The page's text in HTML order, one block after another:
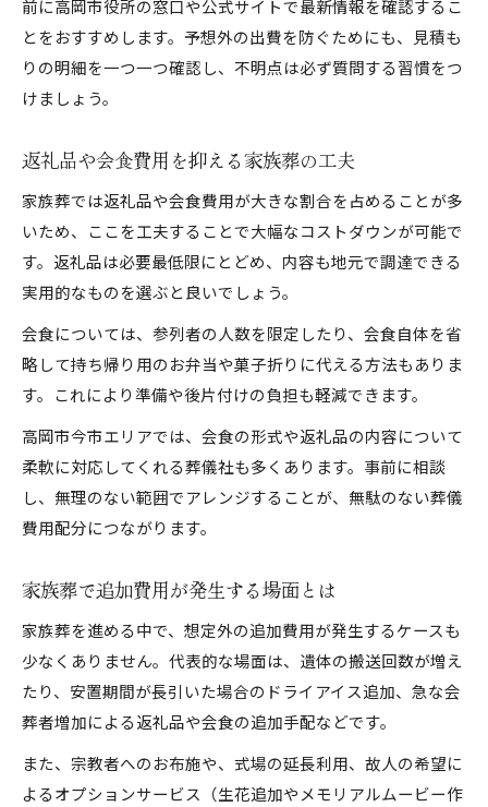
前に高岡市役所の窓口や公式サイトで最新情報を確認するこ
とをおすすめします。予想外の出費を防ぐためにも、見積も
りの明細を一つ一つ確認し、不明点は必ず質問する習慣をつ
けましょう。
返礼品や会食費用を抑える家族葬の工夫
家族葬では返礼品や会食費用が大きな割合を占めることが多
いため、ここを工夫することで大幅なコストダウンが可能で
す。返礼品は必要最低限にとどめ、内容も地元で調達できる
実用的なものを選ぶと良いでしょう。
会食については、参列者の人数を限定したり、会食自体を省
略して持ち帰り用のお弁当や菓子折りに代える方法もありま
す。これにより準備や後片付けの負担も軽減できます。
高岡市今市エリアでは、会食の形式や返礼品の内容について
柔軟に対応してくれる葬儀社も多くあります。事前に相談
し、無理のない範囲でアレンジすることが、無駄のない葬儀
費用配分につながります。
家族葬で追加費用が発生する場面とは
家族葬を進める中で、想定外の追加費用が発生するケースも
少なくありません。代表的な場面は、遺体の搬送回数が増え
たり、安置期間が長引いた場合のドライアイス追加、急な会
葬者増加による返礼品や会食の追加手配などです。
また、宗教者へのお布施や、式場の延長利用、故人の希望に
よるオプションサービス（生花追加やメモリアルムービー作